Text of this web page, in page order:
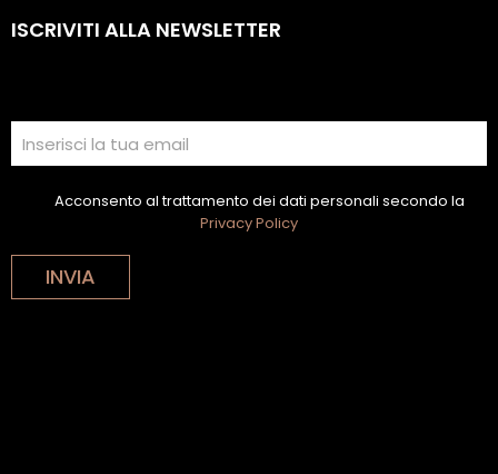
ISCRIVITI ALLA NEWSLETTER
Acconsento al trattamento dei dati personali secondo la
Privacy Policy
INVIA